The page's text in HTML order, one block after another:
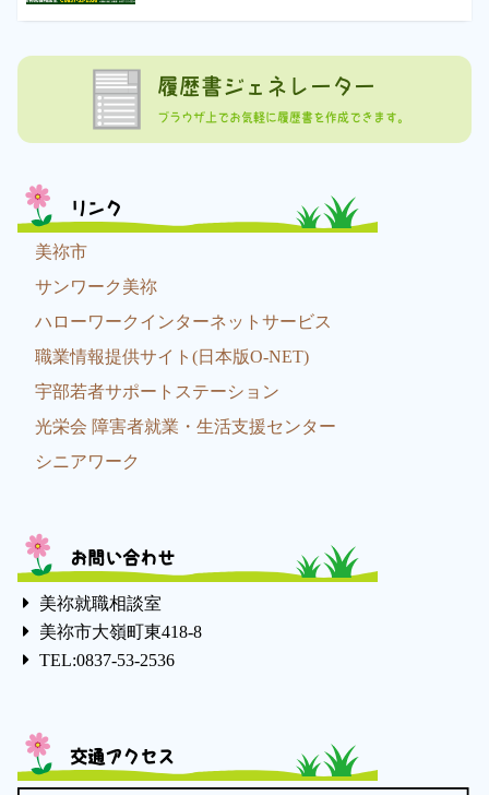
履歴書ジェネレーター
ブラウザ上でお気軽に履歴書を作成できます。
リンク
美祢市
サンワーク美祢
ハローワークインターネットサービス
職業情報提供サイト(日本版O-NET)
宇部若者サポートステーション
光栄会 障害者就業・生活支援センター
シニアワーク
お問い合わせ
美祢就職相談室
美祢市大嶺町東418-8
TEL:0837-53-2536
交通アクセス